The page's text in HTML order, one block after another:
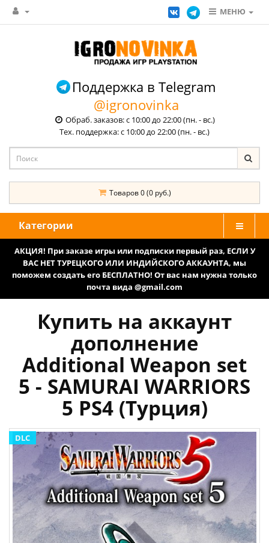
МЕНЮ
Поддержка в Telegram
@igronovinka
Обраб. заказов: с 10:00 до 22:00 (пн. - вс.)
Тех. поддержка: с 10:00 до 22:00 (пн. - вс.)
Товаров 0 (0 руб.)
Категории
АКЦИЯ! При заказе игры или подписки первый раз, ЕСЛИ У
ВАС НЕТ ТУРЕЦКОГО ИЛИ ИНДИЙСКОГО АККАУНТА, мы
поможем создать его БЕСПЛАТНО! От вас нам нужна только
почта вида @gmail.com
Купить на аккаунт
дополнение
Additional Weapon set
5 - SAMURAI WARRIORS
5 PS4 (Турция)
DLC